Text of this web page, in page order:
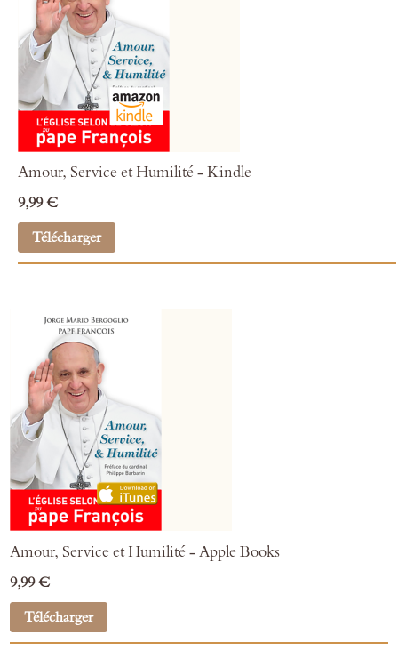
Amour, Service et Humilité - Kindle
9,99 €
Télécharger
Amour, Service et Humilité - Apple Books
9,99 €
Télécharger